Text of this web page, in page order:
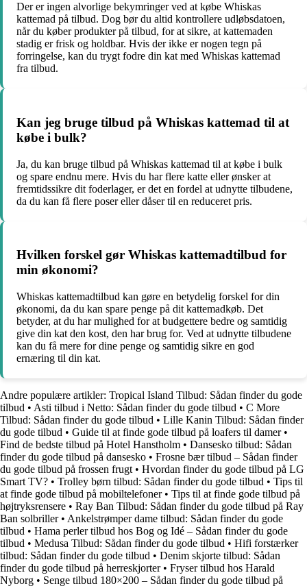
Der er ingen alvorlige bekymringer ved at købe Whiskas
kattemad på tilbud. Dog bør du altid kontrollere udløbsdatoen,
når du køber produkter på tilbud, for at sikre, at kattemaden
stadig er frisk og holdbar. Hvis der ikke er nogen tegn på
forringelse, kan du trygt fodre din kat med Whiskas kattemad
fra tilbud.
Kan jeg bruge tilbud på Whiskas kattemad til at
købe i bulk?
Ja, du kan bruge tilbud på Whiskas kattemad til at købe i bulk
og spare endnu mere. Hvis du har flere katte eller ønsker at
fremtidssikre dit foderlager, er det en fordel at udnytte tilbudene,
da du kan få flere poser eller dåser til en reduceret pris.
Hvilken forskel gør Whiskas kattemadtilbud for
min økonomi?
Whiskas kattemadtilbud kan gøre en betydelig forskel for din
økonomi, da du kan spare penge på dit kattemadkøb. Det
betyder, at du har mulighed for at budgettere bedre og samtidig
give din kat den kost, den har brug for. Ved at udnytte tilbudene
kan du få mere for dine penge og samtidig sikre en god
ernæring til din kat.
Andre populære artikler: Tropical Island Tilbud: Sådan finder du gode
tilbud • Asti tilbud i Netto: Sådan finder du gode tilbud • C More
Tilbud: Sådan finder du gode tilbud • Lille Kanin Tilbud: Sådan finder
du gode tilbud • Guide til at finde gode tilbud på loafers til damer•
Find de bedste tilbud på Hotel Hanstholm • Dansesko tilbud: Sådan
finder du gode tilbud på dansesko • Frosne bær tilbud – Sådan finder
du gode tilbud på frossen frugt • Hvordan finder du gode tilbud på LG
Smart TV? • Trolley børn tilbud: Sådan finder du gode tilbud • Tips til
at finde gode tilbud på mobiltelefoner• Tips til at finde gode tilbud på
højtryksrensere • Ray Ban Tilbud: Sådan finder du gode tilbud på Ray
Ban solbriller• Ankelstrømper dame tilbud: Sådan finder du gode
tilbud • Hama perler tilbud hos Bog og Idé – Sådan finder du gode
tilbud • Medusa Tilbud: Sådan finder du gode tilbud • Hifi forstærker
tilbud: Sådan finder du gode tilbud • Denim skjorte tilbud: Sådan
finder du gode tilbud på herreskjorter• Fryser tilbud hos Harald
Nyborg • Senge tilbud 180×200 – Sådan finder du gode tilbud på